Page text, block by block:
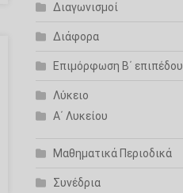
Διαγωνισμοί
Διάφορα
Επιμόρφωση Β΄ επιπέδου
Λύκειο
Α΄ Λυκείου
Μαθηματικά Περιοδικά
Συνέδρια